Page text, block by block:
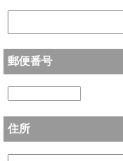
郵便番号
住所